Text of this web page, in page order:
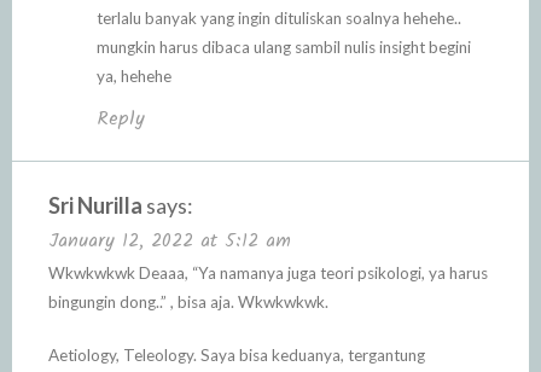
terlalu banyak yang ingin dituliskan soalnya hehehe..
mungkin harus dibaca ulang sambil nulis insight begini
ya, hehehe
Reply
Sri Nurilla says:
January 12, 2022 at 5:12 am
Wkwkwkwk Deaaa, “Ya namanya juga teori psikologi, ya harus
bingungin dong..” , bisa aja. Wkwkwkwk.
Aetiology, Teleology. Saya bisa keduanya, tergantung